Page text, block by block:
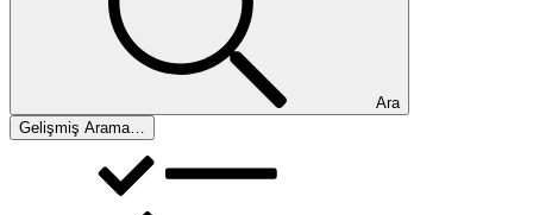
Ara
Gelişmiş Arama…